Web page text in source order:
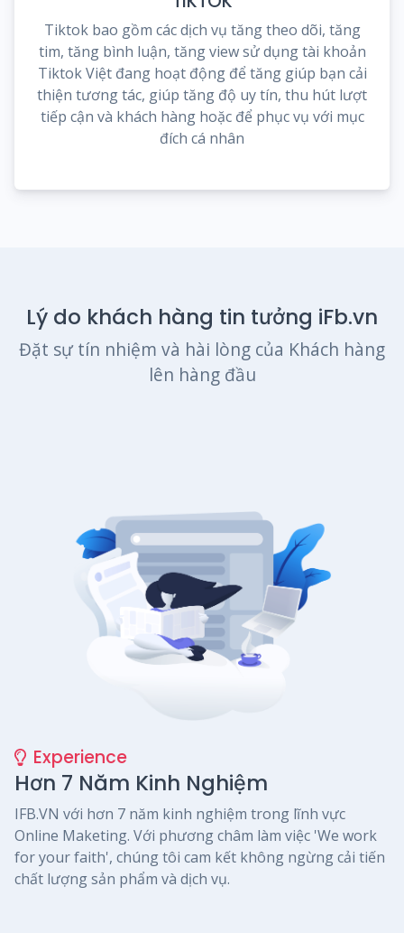
Tiktok bao gồm các dịch vụ tăng theo dõi, tăng
tim, tăng bình luận, tăng view sử dụng tài khoản
Tiktok Việt đang hoạt động để tăng giúp bạn cải
thiện tương tác, giúp tăng độ uy tín, thu hút lượt
tiếp cận và khách hàng hoặc để phục vụ với mục
đích cá nhân
Lý do khách hàng tin tưởng iFb.vn
Đặt sự tín nhiệm và hài lòng của Khách hàng
lên hàng đầu
Experience
Hơn 7 Năm Kinh Nghiệm
IFB.VN với hơn 7 năm kinh nghiệm trong lĩnh vực
Online Maketing. Với phương châm làm việc 'We work
for your faith', chúng tôi cam kết không ngừng cải tiến
chất lượng sản phẩm và dịch vụ.